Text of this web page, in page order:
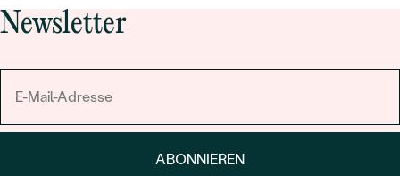
Newsletter
ABONNIEREN